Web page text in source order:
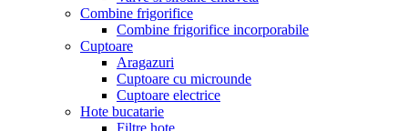
Combine frigorifice
Combine frigorifice incorporabile
Cuptoare
Aragazuri
Cuptoare cu microunde
Cuptoare electrice
Hote bucatarie
Filtre hote